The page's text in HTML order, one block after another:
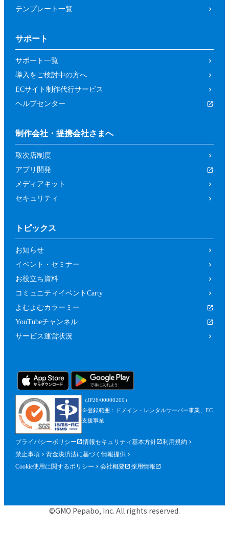
テンプレート一覧
サポート
サポート一覧
導入をご検討中の方へ
ECサイト制作代行サービス
ヘルプセンター
制作会社・提携会社さまへ
取次店制度
アプリ開発
メディアキット
セキュリティ
トピックス
お知らせ
イベント・セミナー
お役立ち資料
コミュニティイベントCarty
よむよむカラーミー
YouTubeチャンネル
サービス運営状況
（JP26/00000209）
※登録範囲：ドメイン・レンタルサーバー事業、EC
支援事業
プライバシーポリシー 情報セキュリティ基本方針
利用規約
禁止事項
資金決済法に基づく情報提供
Cookie使用に関するポリシー
会社概要 採用情報
©GMO Pepabo, Inc. All rights reserved.